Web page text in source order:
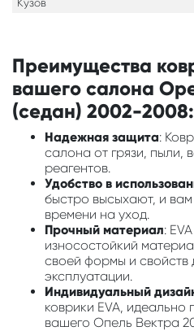
Кузов
Преимущества
вашего салона
(седан) 2002-2008:
Надежная защита:
салона от грязи, пыли,
реагентов.
Удобство в
быстро высыхают, и
времени на уход.
Прочный материал:
износостойкий
своей формы и свойств
эксплуатации.
Индивидуальный
коврики EVA,
вашего Опель Вектра